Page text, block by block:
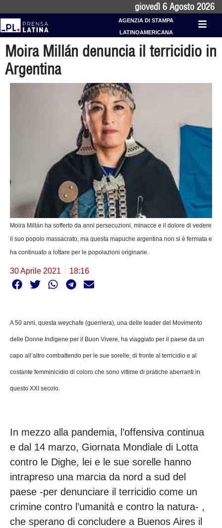
giovedì 6 Agosto 2026
AGENZIA DI STAMPA
LATINOAMERICANA
Moira Millán denuncia il terricidio in
Argentina
Moira Millán ha sofferto da anni persecuzioni, minacce e il dolore di vedere
il suo popolo massacrato, ma questa mapuche argentina non si è fermata e
ha continuato a lottare per le popolazioni originarie.
30 Aprile 2021 18:16
A 50 anni, questa weychafe (guerriera), una delle leader del Movimento
delle Donne Indigene per il Buon Vivere, ha viaggiato per il paese da un
capo all’altro combattendo per le sue sorelle, di fronte al terricidio e al
costante femminicidio di coloro che sono vittime di pratiche aberranti in
questo XXI secolo.
In mezzo alla pandemia, l’offensiva continua
e dal 14 marzo, Giornata Mondiale di Lotta
contro le Dighe, lei e le sue sorelle hanno
intrapreso una marcia da nord a sud del
paese -per denunciare il terricidio come un
crimine contro l’umanità e contro la natura- ,
che sperano di concludere a Buenos Aires il